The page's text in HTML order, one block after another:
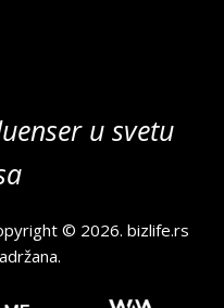
u svetu
© 2026.bizlife.rs